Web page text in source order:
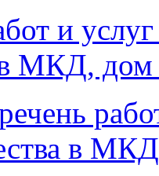
и
МКД, дом
в